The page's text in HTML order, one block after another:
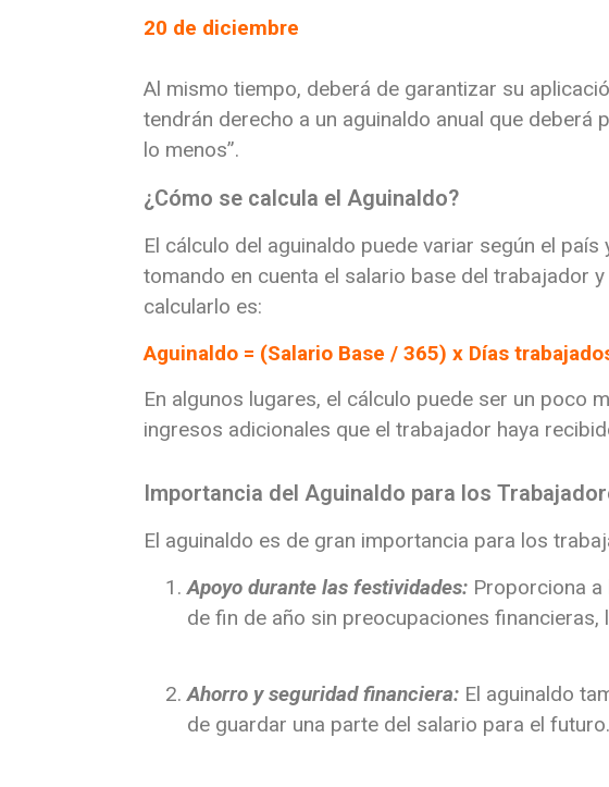
20 de diciembre
Al mismo tiempo, deberá de garantizar su
tendrán derecho a un aguinaldo anual que deberá
lo menos”.
¿Cómo se calcula el Aguinaldo?
El cálculo del aguinaldo puede variar según el
tomando en cuenta el salario base del trabajador
calcularlo es:
Aguinaldo = (Salario Base / 365) x Días
En algunos lugares, el cálculo puede ser un
ingresos adicionales que el trabajador haya
Importancia del Aguinaldo para los
El aguinaldo es de gran importancia para los
Apoyo durante las festividades: Proporciona
de fin de año sin preocupaciones
Ahorro y seguridad financiera: El aguinaldo
de guardar una parte del salario para el